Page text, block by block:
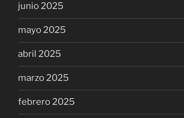
junio 2025
mayo 2025
abril 2025
marzo 2025
febrero 2025